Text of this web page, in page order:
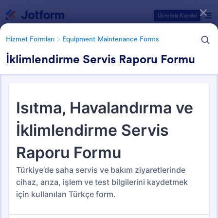
Ücretsiz Kaydol
Hizmet Formları Equipment Maintenance Forms
İklimlendirme Servis Raporu Formu
Hizmet Formları Equipment Maintenance Forms
Equipment Maintenance
Forms
38 Şablon
Form Şablonu Kategorileri